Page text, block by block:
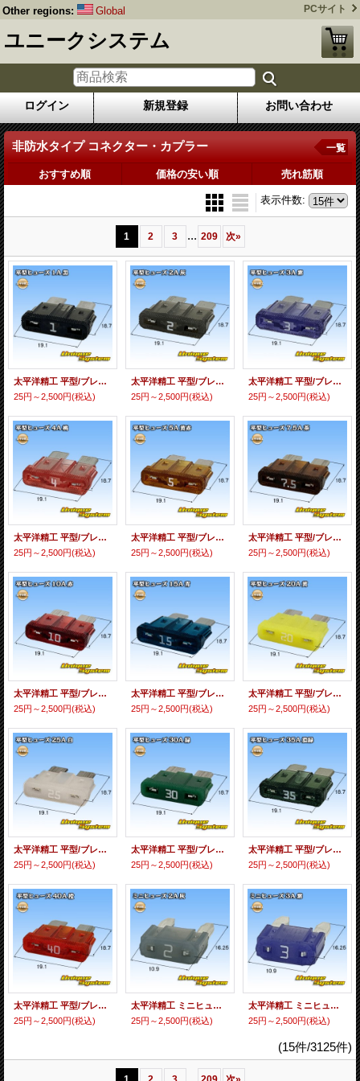
Other regions: Global PCサイト
ユニークシステム
ログイン 新規登録 お問い合わせ
非防水タイプ コネクター・カプラー 一覧
おすすめ順 価格の安い順 売れ筋順
表示件数:
1 2 3 ... 209 次»
太平洋精工 平型/ブレード型 ヒューズ 1A 黒色
25円～2,500円(税込)
太平洋精工 平型/ブレード型 ヒューズ 2A 灰色
25円～2,500円(税込)
太平洋精工 平型/ブレード型 ヒューズ 3A 紫色
25円～2,500円(税込)
太平洋精工 平型/ブレード型 ヒューズ 4A 桃色
25円～2,500円(税込)
太平洋精工 平型/ブレード型 ヒューズ 5A 黄赤色
25円～2,500円(税込)
太平洋精工 平型/ブレード型 ヒューズ 7.5A 茶色
25円～2,500円(税込)
太平洋精工 平型/ブレード型 ヒューズ 10A 赤色
25円～2,500円(税込)
太平洋精工 平型/ブレード型 ヒューズ 15A 青
25円～2,500円(税込)
太平洋精工 平型/ブレード型 ヒューズ 20A 黄色
25円～2,500円(税込)
太平洋精工 平型/ブレード型 ヒューズ 25A 白色
25円～2,500円(税込)
太平洋精工 平型/ブレード型 ヒューズ 30A 緑色
25円～2,500円(税込)
太平洋精工 平型/ブレード型 ヒューズ 35A 濃緑色
25円～2,500円(税込)
太平洋精工 平型/ブレード型 ヒューズ 40A 橙色
25円～2,500円(税込)
太平洋精工 ミニヒューズ 2A 灰色
25円～2,500円(税込)
太平洋精工 ミニヒューズ 3A 紫色
25円～2,500円(税込)
(15件/3125件)